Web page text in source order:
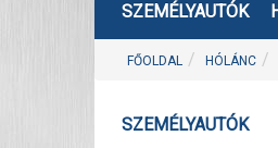
SZEMÉLYAUTÓK
FŐOLDAL HÓLÁNC
SZEMÉLYAUTÓK